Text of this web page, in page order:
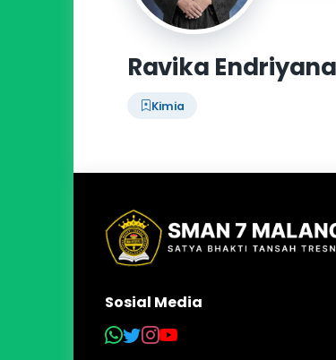
Ravika
Kimia
Sosial Media